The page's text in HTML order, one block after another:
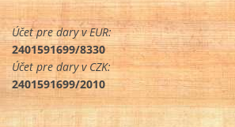
Účet pre dary v EUR:
2401591699/8330
Účet pre dary v CZK:
2401591699/2010